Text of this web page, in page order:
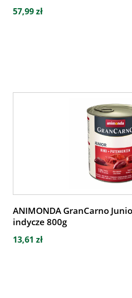
57,99 zł
ANIMONDA GranCarno
indycze 800g
13,61 zł